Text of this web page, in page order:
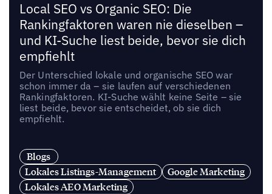
Local SEO vs Organic SEO: Die
Rankingfaktoren waren nie dieselben –
und KI-Suche liest beide, bevor sie dich
empfiehlt
Der Unterschied lokale und organische SEO war
schon immer da – sie laufen auf verschiedenen
Rankingfaktoren. KI-Suche wählt keine Seite – sie
liest beide, bevor sie entscheidet, ob sie dich
empfiehlt.
Blogs
Lokales Listings-Management
Google Marketing
Lokales AEO Marketing